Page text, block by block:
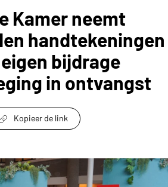
Kamer neemt
handtekeningen
bijdrage
in ontvangst
Kopieer de link
tienduizenden